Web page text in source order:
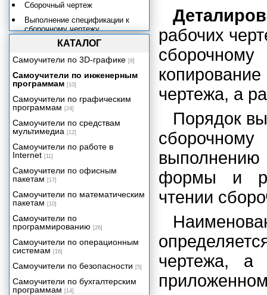
рабочих
чертежа, а
Порядок
формы и
чтении
чертежа, а
Сборочный чертеж
Выполнение спецификации к
сборочному чертежу
Порядок выполнения
сборочного чертежа
Список литературы
КАТАЛОГ
Самоучители по 3D-графике [9]
Самоучители по инженерным
программам [10]
Самоучители по графическим
программам [24]
Самоучители по средствам
мультимедиа [12]
Самоучители по работе в
Internet [11]
Самоучители по офисным
пакетам [17]
Самоучители по математическим
пакетам [10]
Самоучители по
программированию [26]
Самоучители по операционным
системам [16]
Самоучители по безопасности [5]
Самоучители по бухгалтерским
программам [14]